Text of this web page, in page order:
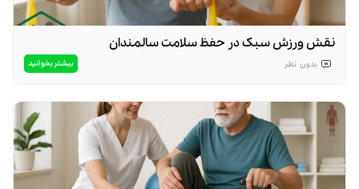
نقش ورزش سبک در حفظ سلامت سالمندان
بدون نظر بیشتر بخوانید